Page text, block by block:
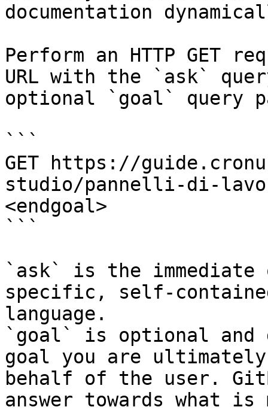
documentation
Perform an HTTP GET
URL with the `ask`
optional `goal` query
```
GET https://
studio/pannelli-di-
<endgoal>
```
`ask` is the
specific, self-
language.
`goal` is optional and
goal you are
behalf of the user.
answer towards what